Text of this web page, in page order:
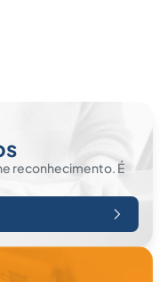
reconhecimento. É